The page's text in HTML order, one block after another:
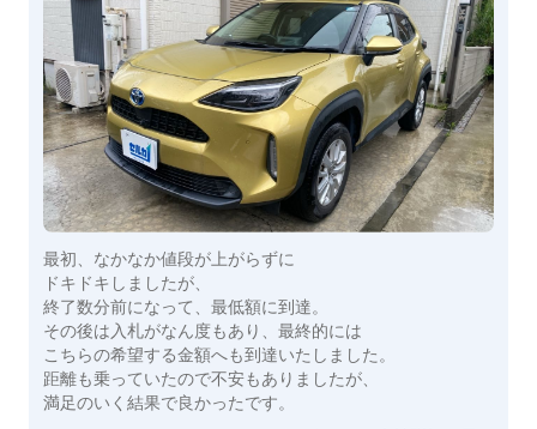
最初、なかなか値段が上がらずに
ドキドキしましたが、
終了数分前になって、最低額に到達。
その後は入札がなん度もあり、最終的には
こちらの希望する金額へも到達いたしました。
距離も乗っていたので不安もありましたが、
満足のいく結果で良かったです。